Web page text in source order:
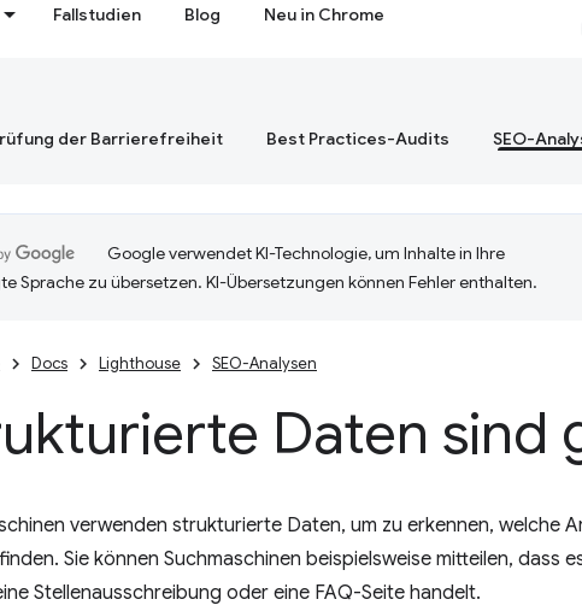
Fallstudien Blog Neu in Chrome
der Barrierefreiheit Best Practices-Audits SEO-
Google verwendet KI-Technologie, um Inhalte in Ihre
Sprache zu übersetzen. KI-Übersetzungen können Fehler enthalten.
Docs Lighthouse SEO-Analysen
Daten sind
verwenden strukturierte Daten, um zu erkennen, welche
Sie können Suchmaschinen beispielsweise mitteilen, dass
Stellenausschreibung oder eine FAQ-Seite handelt.